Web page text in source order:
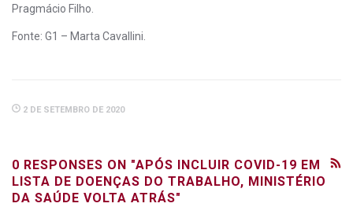
Pragmácio Filho.
Fonte: G1 – Marta Cavallini.
2 DE SETEMBRO DE 2020
0 RESPONSES ON "APÓS INCLUIR COVID-19 EM
LISTA DE DOENÇAS DO TRABALHO, MINISTÉRIO
DA SAÚDE VOLTA ATRÁS"